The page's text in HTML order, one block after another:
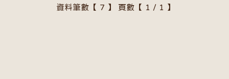
資料筆數【 7 】 頁數【 1 / 1 】